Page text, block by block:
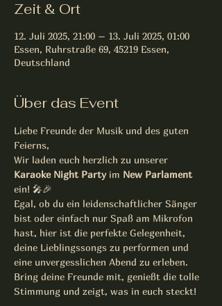
Zeit & Ort
12. Juli 2025, 21:00 – 13. Juli 2025, 01:00
Essen, Ruhrstraße 69, 45219 Essen,
Deutschland
Über das Event
Liebe Freunde der Musik und des guten
Feierns,
Wir laden euch herzlich zu unserer
Karaoke Night Party im New Parlament
ein! 🎤🎉
Egal, ob du ein leidenschaftlicher Sänger
bist oder einfach nur Spaß am Mikrofon
hast, hier ist die perfekte Gelegenheit,
deine Lieblingssongs zu performen und
eine unvergesslichen Abend zu erleben.
Bring deine Freunde mit, genießt die tolle
Stimmung und zeigt, was in euch steckt!